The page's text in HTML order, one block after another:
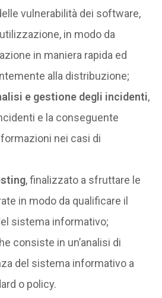
vulnerabilità dei software,
in modo da
in maniera rapida ed
alla distribuzione;
e gestione degli incidenti,
e la conseguente
nei casi di
, finalizzato a sfruttare le
in modo da qualificare il
sistema informativo;
consiste in un’analisi di
del sistema informativo a
o policy.